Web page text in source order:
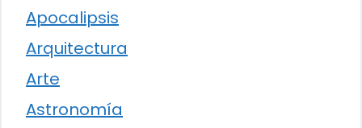
Apocalipsis
Arquitectura
Arte
Astronomía